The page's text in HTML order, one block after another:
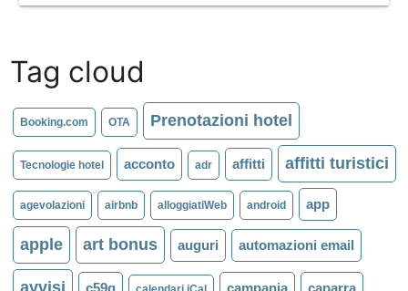
Tag cloud
Booking.com OTA Prenotazioni hotel
Tecnologie hotel acconto adr affitti affitti turistici
agevolazioni airbnb alloggiatiWeb android app
apple art bonus auguri automazioni email
c59g campania caparra